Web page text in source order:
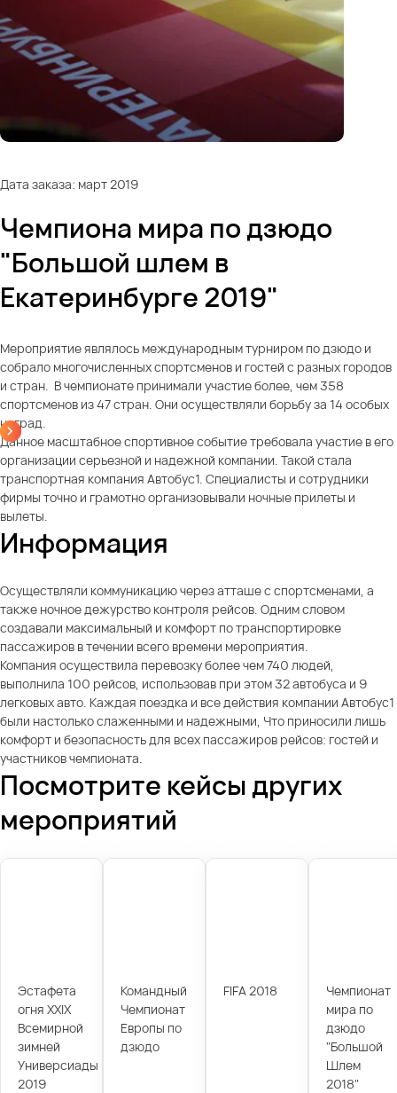
Дата заказа: март 2019
Чемпиона мира по дзюдо
"Большой шлем в
Екатеринбурге 2019"
Мероприятие являлось международным турниром по дзюдо и
собрало многочисленных спортсменов и гостей с разных городов
и стран. В чемпионате принимали участие более, чем 358
спортсменов из 47 стран. Они осуществляли борьбу за 14 особых
наград.
Данное масштабное спортивное событие требовала участие в его
организации серьезной и надежной компании. Такой стала
транспортная компания Автобус1. Специалисты и сотрудники
фирмы точно и грамотно организовывали ночные прилеты и
вылеты.
Информация
Осуществляли коммуникацию через атташе с спортсменами, а
также ночное дежурство контроля рейсов. Одним словом
создавали максимальный и комфорт по транспортировке
пассажиров в течении всего времени мероприятия.
Компания осуществила перевозку более чем 740 людей,
выполнила 100 рейсов, использовав при этом 32 автобуса и 9
легковых авто. Каждая поездка и все действия компании Автобус1
были настолько слаженными и надежными, Что приносили лишь
комфорт и безопасность для всех пассажиров рейсов: гостей и
участников чемпионата.
Посмотрите кейсы других
мероприятий
Эстафета
огня XXIX
Всемирной
зимней
Универсиады
2019
Командный
Чемпионат
Европы по
дзюдо
FIFA 2018
Чемпионат
мира по
дзюдо
"Большой
Шлем
2018"